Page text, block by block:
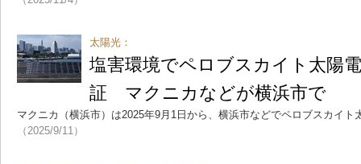
太陽光：
塩害環境でペロブスカイト太陽
証 マクニカなどが横浜市で
マクニカ（横浜市）は2025年9月1日から、横浜市などでペロブスカイト
（2025/9/11）